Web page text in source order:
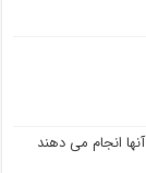
انجام می دهند